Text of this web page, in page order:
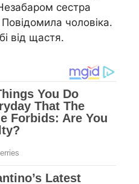
сестра
чоловіка.
від щастя.